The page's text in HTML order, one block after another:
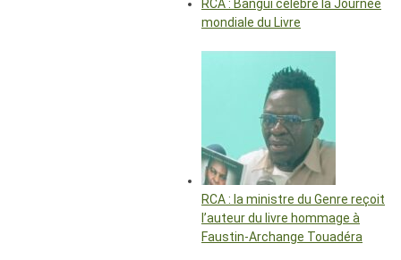
RCA : Bangui célèbre la Journée
mondiale du Livre
RCA : la ministre du Genre reçoit
l’auteur du livre hommage à
Faustin-Archange Touadéra